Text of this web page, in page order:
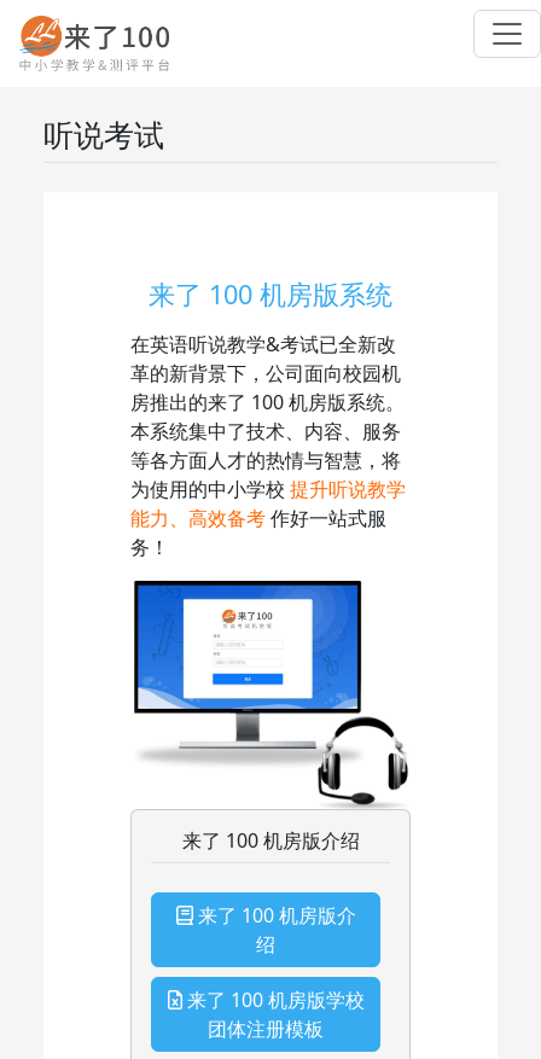
听说考试
来了 100 机房版系统
在英语听说教学&考试已全新改
革的新背景下，公司面向校园机
房推出的来了 100 机房版系统。
本系统集中了技术、内容、服务
等各方面人才的热情与智慧，将
为使用的中小学校 提升听说教学
能力、高效备考作好一站式服
务！
来了 100 机房版介绍
来了 100 机房版介
绍
来了 100 机房版学校
团体注册模板